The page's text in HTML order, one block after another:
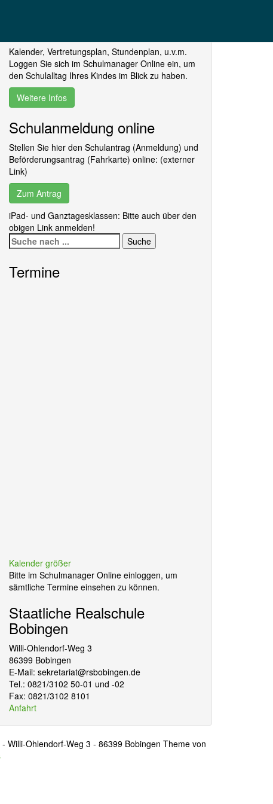
Kalender, Vertretungsplan, Stundenplan, u.v.m.
Loggen Sie sich im Schulmanager Online ein, um
den Schulalltag Ihres Kindes im Blick zu haben.
Weitere Infos
Schulanmeldung online
Stellen Sie hier den Schulantrag (Anmeldung) und
Beförderungsantrag (Fahrkarte) online: (externer
Link)
Zum Antrag
iPad- und Ganztagesklassen: Bitte auch über den
obigen Link anmelden!
Suche
nach:
Termine
Kalender größer
Bitte im Schulmanager Online einloggen, um
sämtliche Termine einsehen zu können.
Staatliche Realschule
Bobingen
Willi-Ohlendorf-Weg 3
86399 Bobingen
E-Mail: sekretariat@rsbobingen.de
Tel.: 0821/3102 50-01 und -02
Fax: 0821/3102 8101
Anfahrt
Willi-Ohlendorf-Weg 3 - 86399 Bobingen Theme von